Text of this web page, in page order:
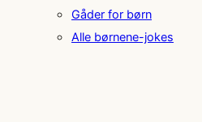
Gåder for børn
Alle børnene-jokes